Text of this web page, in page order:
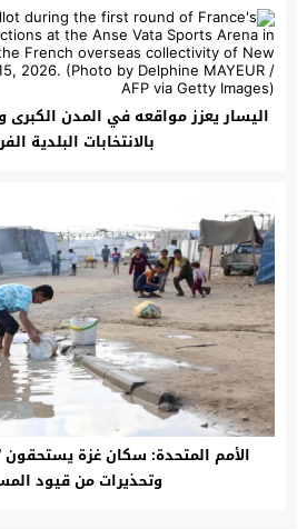
اليسار يعزز مواقعه في المدن الكبرى
بالانتخابات البلدية
الأمم المتحدة: سكان غزة يستحقون
وتحذيرات من قيود